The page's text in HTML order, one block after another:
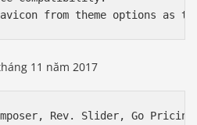
11 năm 2017
Rev. Slider, Go